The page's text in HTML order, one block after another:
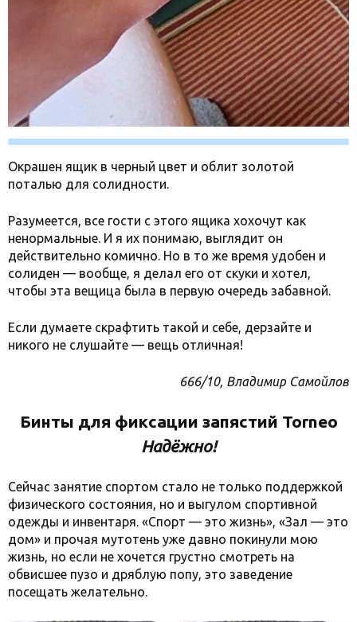
Окрашен ящик в черный цвет и облит золотой
поталью для солидности.
Разумеется, все гости с этого ящика хохочут как
ненормальные. И я их понимаю, выглядит он
действительно комично. Но в то же время удобен и
солиден — вообще, я делал его от скуки и хотел,
чтобы эта вещица была в первую очередь забавной.
Если думаете скрафтить такой и себе, дерзайте и
никого не слушайте — вещь отличная!
666/10, Владимир Самойлов
Бинты для фиксации запястий Torneo
Надёжно!
Сейчас занятие спортом стало не только поддержкой
физического состояния, но и выгулом спортивной
одежды и инвентаря. «Спорт — это жизнь», «Зал — это
дом» и прочая мутотень уже давно покинули мою
жизнь, но если не хочется грустно смотреть на
обвисшее пузо и дряблую попу, это заведение
посещать желательно.